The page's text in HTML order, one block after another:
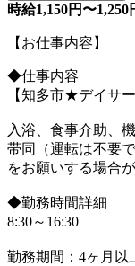
時給1,150円〜1,250
【お仕事内容】
◆仕事内容
【知多市★デイサ
入浴、食事介助、
帯同（運転は不要
をお願いする場合
◆勤務時間詳細
8:30～16:30
勤務期間：4ヶ月以